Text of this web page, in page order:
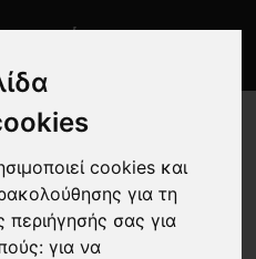
cookies και
για τη
περιήγησής σας για
για να